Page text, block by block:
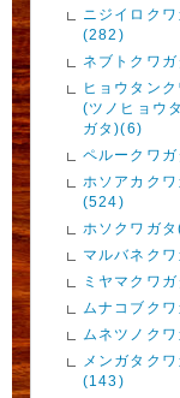
ニジイロクワ
(282)
ネブトクワ
ヒョウタンク
(ツノヒョウ
ガタ)(6)
ペルークワ
ホソアカクワ
(524)
ホソクワガ
マルバネク
ミヤマクワ
ムナコブク
ムネツノク
メンガタクワ
(143)